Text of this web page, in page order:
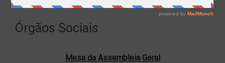
Órgãos Sociais
Mesa da Assembleia Geral